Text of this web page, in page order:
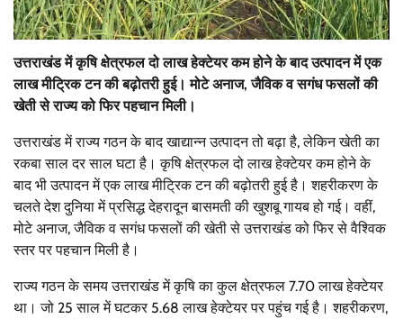
उत्तराखंड में कृषि क्षेत्रफल दो लाख हेक्टेयर कम होने के बाद उत्पादन में एक
लाख मीट्रिक टन की बढ़ोतरी हुई। मोटे अनाज, जैविक व सगंध फसलों की
खेती से राज्य को फिर पहचान मिली।
उत्तराखंड में राज्य गठन के बाद खाद्यान्न उत्पादन तो बढ़ा है, लेकिन खेती का
रकबा साल दर साल घटा है। कृषि क्षेत्रफल दो लाख हेक्टेयर कम होने के
बाद भी उत्पादन में एक लाख मीट्रिक टन की बढ़ोतरी हुई है। शहरीकरण के
चलते देश दुनिया में प्रसिद्ध देहरादून बासमती की खुशबू गायब हो गई। वहीं,
मोटे अनाज, जैविक व सगंध फसलों की खेती से उत्तराखंड को फिर से वैश्विक
स्तर पर पहचान मिली है।
राज्य गठन के समय उत्तराखंड में कृषि का कुल क्षेत्रफल 7.70 लाख हेक्टेयर
था। जो 25 साल में घटकर 5.68 लाख हेक्टेयर पर पहुंच गई है। शहरीकरण,